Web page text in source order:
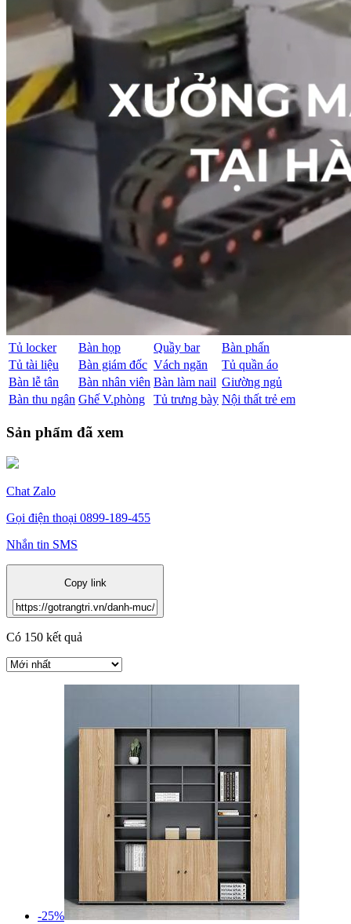
Tủ locker Bàn họp Quầy bar
Bàn phấn
Tủ tài liệu
Bàn giám đốc Vách ngăn
Tủ quần áo
Bàn lễ tân
Bàn nhân viên Bàn làm nail Giường ngủ
Bàn thu ngân Ghế V.phòng Tủ trưng bày Nội thất trẻ em
Sản phẩm đã xem
Chat Zalo
Gọi điện thoại 0899-189-455
Nhắn tin SMS
Copy link
Có 150 kết quả
-25%